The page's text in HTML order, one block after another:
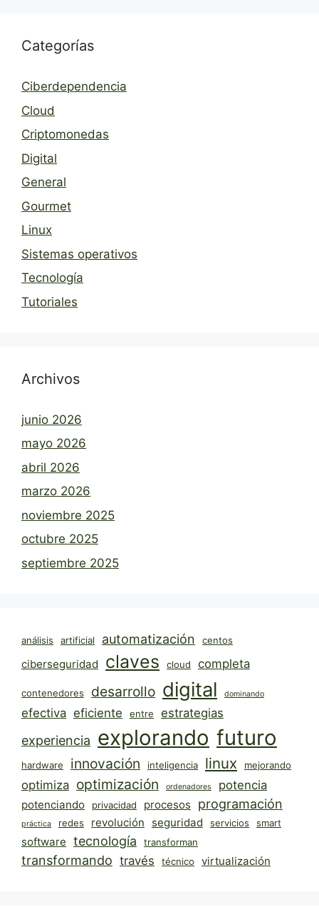
Categorías
Ciberdependencia
Cloud
Criptomonedas
Digital
General
Gourmet
Linux
Sistemas operativos
Tecnología
Tutoriales
Archivos
junio 2026
mayo 2026
abril 2026
marzo 2026
noviembre 2025
octubre 2025
septiembre 2025
análisis artificial automatización centos
ciberseguridad claves cloud completa
contenedores desarrollo digital dominando
efectiva eficiente entre estrategias
experiencia explorando futuro
hardware innovación inteligencia linux mejorando
optimiza optimización ordenadores potencia
potenciando privacidad procesos programación
práctica redes revolución seguridad servicios smart
software tecnología transforman
transformando través técnico virtualización